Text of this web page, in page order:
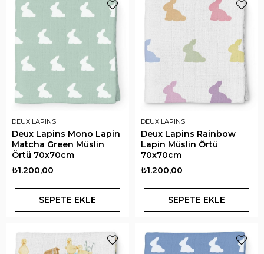
DEUX LAPINS
Deux Lapins Mono Lapin
Matcha Green Müslin
Örtü 70x70cm
₺1.200,00
SEPETE EKLE
DEUX LAPINS
Deux Lapins Rainbow
Lapin Müslin Örtü
70x70cm
₺1.200,00
SEPETE EKLE